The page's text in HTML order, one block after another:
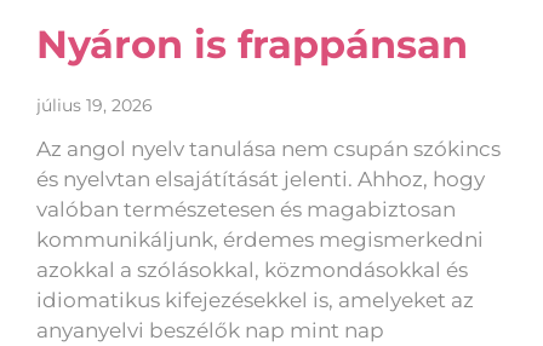
Nyáron is frappánsan
július 19, 2026
Az angol nyelv tanulása nem csupán szókincs
és nyelvtan elsajátítását jelenti. Ahhoz, hogy
valóban természetesen és magabiztosan
kommunikáljunk, érdemes megismerkedni
azokkal a szólásokkal, közmondásokkal és
idiomatikus kifejezésekkel is, amelyeket az
anyanyelvi beszélők nap mint nap